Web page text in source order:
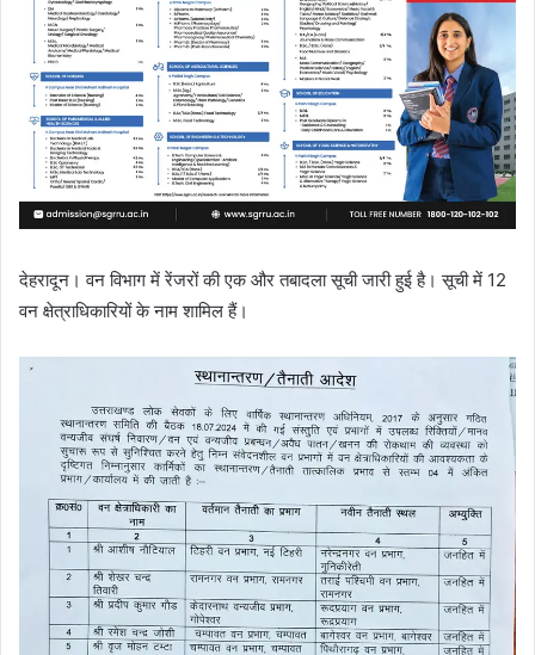
देहरादून। वन विभाग में रेंजरों की एक और तबादला सूची जारी हुई है। सूची में 12
वन क्षेत्राधिकारियों के नाम शामिल हैं।